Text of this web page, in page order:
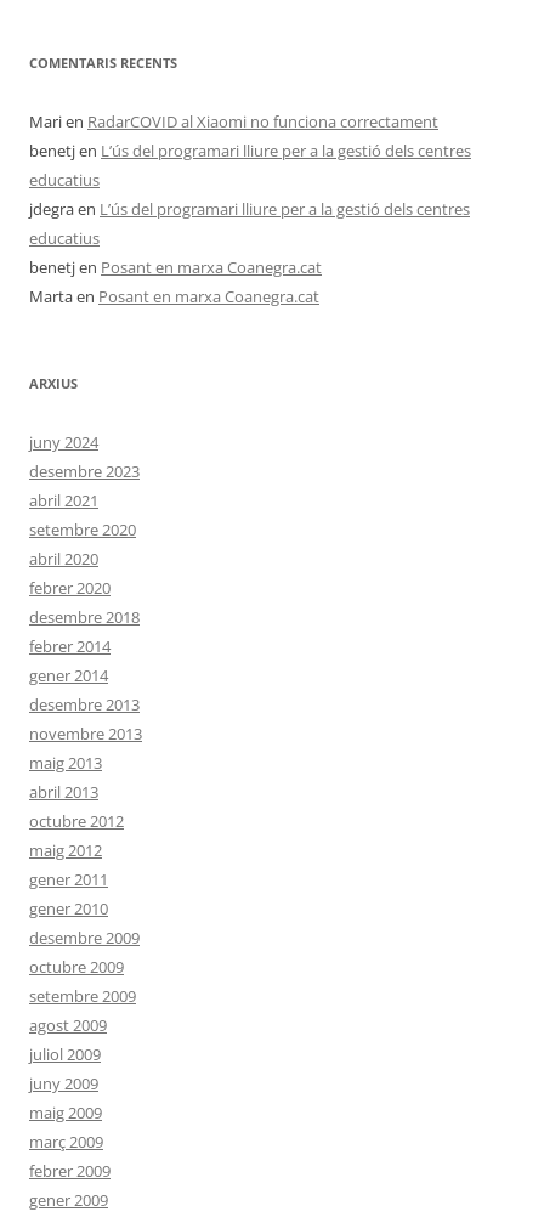
COMENTARIS RECENTS
Marien RadarCOVID al Xiaomi no funciona correctament
benetjen L’ús del programari lliure per a la gestió dels centres
educatius
jdegraen L’ús del programari lliure per a la gestió dels centres
educatius
benetjen Posant en marxa Coanegra.cat
Martaen Posant en marxa Coanegra.cat
ARXIUS
juny 2024
desembre 2023
abril 2021
setembre 2020
abril 2020
febrer 2020
desembre 2018
febrer 2014
gener 2014
desembre 2013
novembre 2013
maig 2013
abril 2013
octubre 2012
maig 2012
gener 2011
gener 2010
desembre 2009
octubre 2009
setembre 2009
agost 2009
juliol 2009
juny 2009
maig 2009
març 2009
febrer 2009
gener 2009